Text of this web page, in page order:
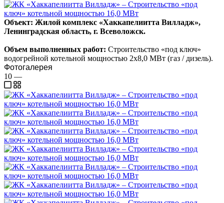
Объект: Жилой комплекс «Хаккапелиитта Вилладж»,
Ленинградская область, г. Всеволожск.
Объем выполненных работ: Строительство «под ключ»
водогрейной котельной мощностью 2x8,0 МВт (газ / дизель).
Фотогалерея
10 —